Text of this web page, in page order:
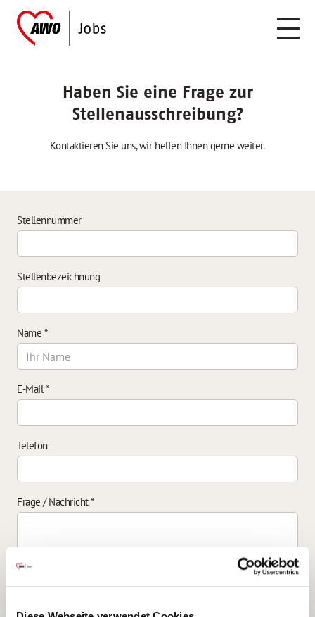
Haben Sie eine Frage zur
Stellenausschreibung?
Kontaktieren Sie uns, wir helfen Ihnen gerne weiter.
Stellennummer
Stellenbezeichnung
Name *
E-Mail*
Telefon
Frage / Nachricht*